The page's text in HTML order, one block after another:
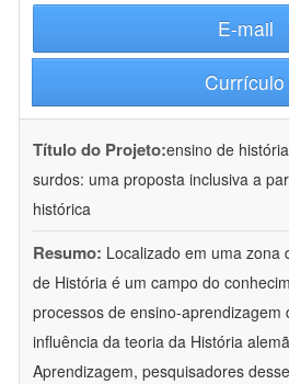
E-mail
Currículo
Título do Projeto:ensino de
surdos: uma proposta inclusiva a
histórica
Resumo: Localizado em uma zona
de História é um campo do
processos de ensino-aprendizagem
influência da teoria da História
Aprendizagem, pesquisadores